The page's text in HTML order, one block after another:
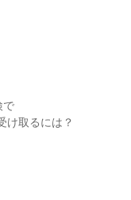
で
け取るには？